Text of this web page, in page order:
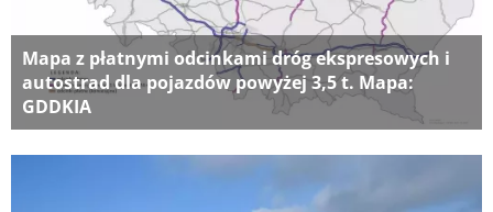
Mapa z płatnymi odcinkami dróg ekspresowych i
autostrad dla pojazdów powyżej 3,5 t. Mapa:
GDDKIA